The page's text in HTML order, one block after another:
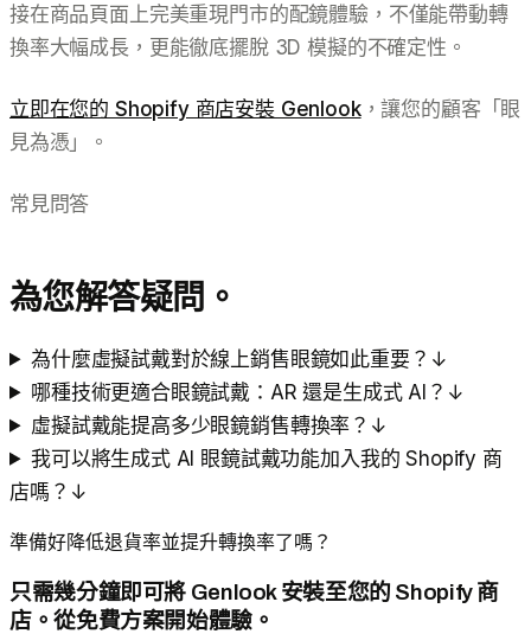
接在商品頁面上完美重現門市的配鏡體驗，不僅能帶動轉
換率大幅成長，更能徹底擺脫 3D 模擬的不確定性。
立即在您的 Shopify 商店安裝 Genlook，讓您的顧客「眼
見為憑」。
常見問答
為您解答疑問。
為什麼虛擬試戴對於線上銷售眼鏡如此重要？ ↓
哪種技術更適合眼鏡試戴：AR 還是生成式 AI？ ↓
虛擬試戴能提高多少眼鏡銷售轉換率？ ↓
我可以將生成式 AI 眼鏡試戴功能加入我的 Shopify 商
店嗎？ ↓
準備好降低退貨率並提升轉換率了嗎？
只需幾分鐘即可將 Genlook 安裝至您的 Shopify 商
店。從免費方案開始體驗。